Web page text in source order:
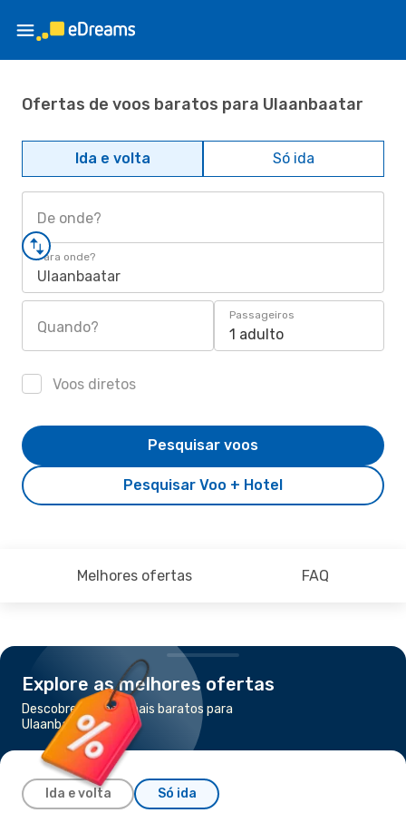
Ofertas de voos baratos para Ulaanbaatar
Ida e volta Só ida
De onde?
Para onde?
Ulaanbaatar
Quando?
Passageiros
1 adulto
Voos diretos
Pesquisar Voo + Hotel
Pesquisar voos
Melhores ofertas FAQ
Explore as melhores ofertas
Descobre os voos mais baratos para
Ulaanbaatar
Ida e volta Só ida